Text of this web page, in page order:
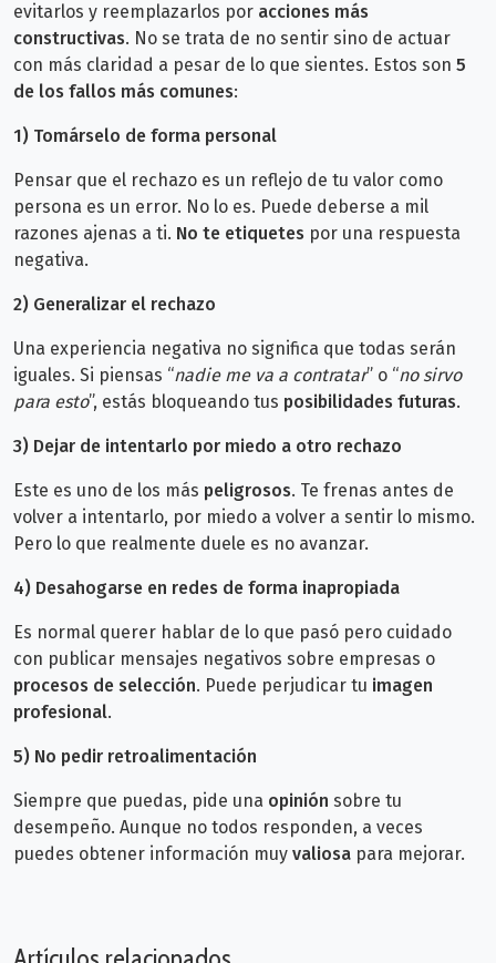
evitarlos y reemplazarlos por acciones más
constructivas. No se trata de no sentir sino de actuar
con más claridad a pesar de lo que sientes. Estos son 5
de los fallos más comunes:
1) Tomárselo de forma personal
Pensar que el rechazo es un reflejo de tu valor como
persona es un error. No lo es. Puede deberse a mil
razones ajenas a ti. No te etiquetes por una respuesta
negativa.
2) Generalizar el rechazo
Una experiencia negativa no significa que todas serán
iguales. Si piensas “nadie me va a contratar” o “no sirvo
para esto”, estás bloqueando tus posibilidades futuras.
3) Dejar de intentarlo por miedo a otro rechazo
Este es uno de los más peligrosos. Te frenas antes de
volver a intentarlo, por miedo a volver a sentir lo mismo.
Pero lo que realmente duele es no avanzar.
4) Desahogarse en redes de forma inapropiada
Es normal querer hablar de lo que pasó pero cuidado
con publicar mensajes negativos sobre empresas o
procesos de selección. Puede perjudicar tu imagen
profesional.
5) No pedir retroalimentación
Siempre que puedas, pide una opinión sobre tu
desempeño. Aunque no todos responden, a veces
puedes obtener información muy valiosa para mejorar.